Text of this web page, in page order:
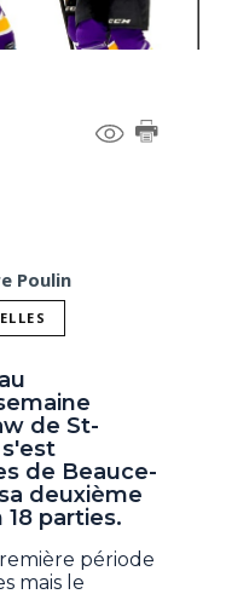
Poulin
de St-
de Beauce-
deuxième
parties.
période
mais le